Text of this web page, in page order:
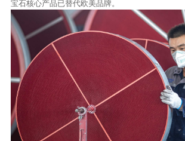
宝石核心产品已替代欧美品牌。